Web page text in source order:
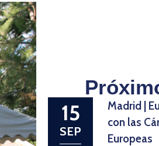
15
SEP
Madrid |
con las
Europeas